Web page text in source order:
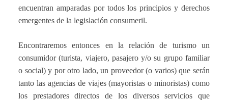
encuentran amparadas por todos los principios y derechos
emergentes de la legislación consumeril.
Encontraremos entonces en la relación de turismo un
consumidor (turista, viajero, pasajero y/o su grupo familiar
o social) y por otro lado, un proveedor (o varios) que serán
tanto las agencias de viajes (mayoristas o minoristas) como
los prestadores directos de los diversos servicios que